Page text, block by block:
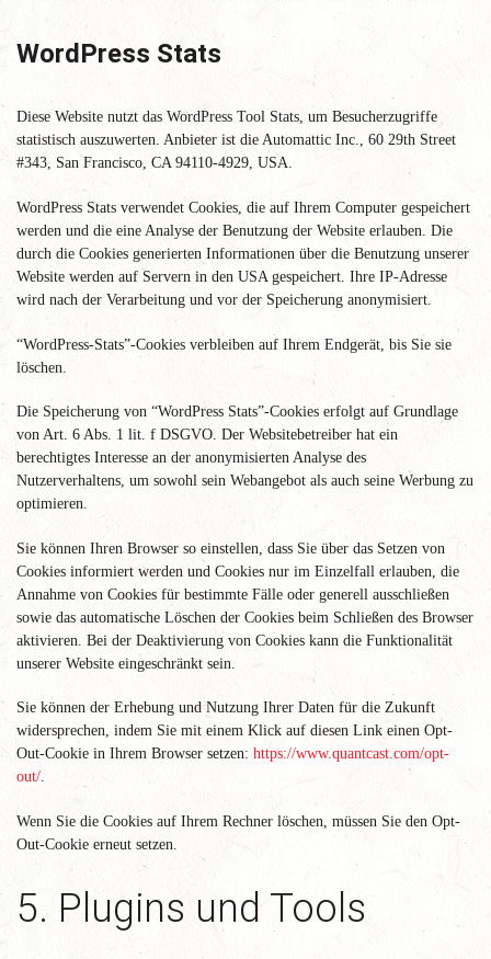
WordPress Stats
Diese Website nutzt das WordPress Tool Stats, um Besucherzugriffe
statistisch auszuwerten. Anbieter ist die Automattic Inc., 60 29th Street
#343, San Francisco, CA 94110-4929, USA.
WordPress Stats verwendet Cookies, die auf Ihrem Computer gespeichert
werden und die eine Analyse der Benutzung der Website erlauben. Die
durch die Cookies generierten Informationen über die Benutzung unserer
Website werden auf Servern in den USA gespeichert. Ihre IP-Adresse
wird nach der Verarbeitung und vor der Speicherung anonymisiert.
“WordPress-Stats”-Cookies verbleiben auf Ihrem Endgerät, bis Sie sie
löschen.
Die Speicherung von “WordPress Stats”-Cookies erfolgt auf Grundlage
von Art. 6 Abs. 1 lit. f DSGVO. Der Websitebetreiber hat ein
berechtigtes Interesse an der anonymisierten Analyse des
Nutzerverhaltens, um sowohl sein Webangebot als auch seine Werbung zu
optimieren.
Sie können Ihren Browser so einstellen, dass Sie über das Setzen von
Cookies informiert werden und Cookies nur im Einzelfall erlauben, die
Annahme von Cookies für bestimmte Fälle oder generell ausschließen
sowie das automatische Löschen der Cookies beim Schließen des Browser
aktivieren. Bei der Deaktivierung von Cookies kann die Funktionalität
unserer Website eingeschränkt sein.
Sie können der Erhebung und Nutzung Ihrer Daten für die Zukunft
widersprechen, indem Sie mit einem Klick auf diesen Link einen Opt-
Out-Cookie in Ihrem Browser setzen: https://www.quantcast.com/opt-
out/.
Wenn Sie die Cookies auf Ihrem Rechner löschen, müssen Sie den Opt-
Out-Cookie erneut setzen.
5. Plugins und Tools